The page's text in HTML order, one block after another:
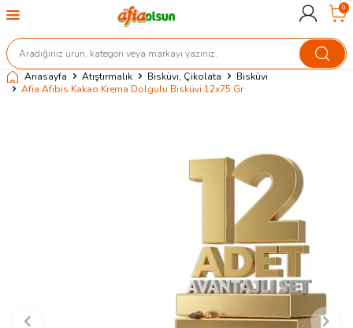
0
Anasayfa Atıştırmalık Bisküvi, Çikolata
Bisküvi
Afia Afibis Kakao Krema Dolgulu Bisküvi 12x75 Gr